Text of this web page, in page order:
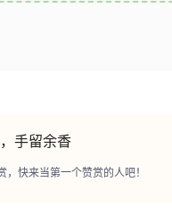
手留余香
，快来当第一个赞赏的人吧！